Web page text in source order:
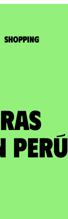
Shopping
Perú